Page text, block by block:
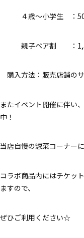
４歳～小学生 ：
親子ペア割 ：
購入方法：販売店舗の
またイベント開催に伴い
中！
当店自慢の惣菜コーナー
コラボ商品内にはチケッ
ますので、
ぜひご利用ください☆